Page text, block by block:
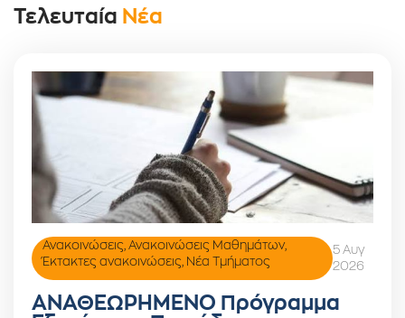
Τελευταία Νέα
Ανακοινώσεις Ανακοινώσεις Μαθημάτων,
Έκτακτες ανακοινώσεις
Νέα Τμήματος
5 Αυγ
2026
ΑΝΑΘΕΩΡΗΜΕΝΟ Πρόγραμμα